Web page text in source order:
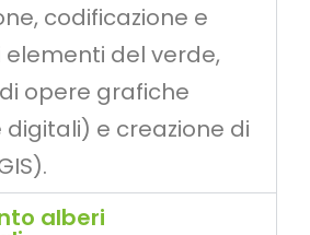
codificazione e
del verde,
opere grafiche
e creazione di
alberi